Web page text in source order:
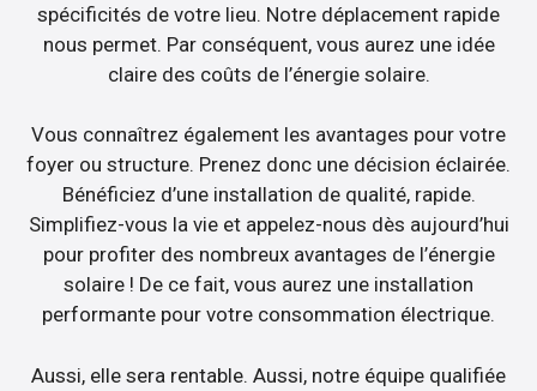
spécificités de votre lieu. Notre déplacement rapide
nous permet. Par conséquent, vous aurez une idée
claire des coûts de l’énergie solaire.
Vous connaîtrez également les avantages pour votre
foyer ou structure. Prenez donc une décision éclairée.
Bénéficiez d’une installation de qualité, rapide.
Simplifiez-vous la vie et appelez-nous dès aujourd’hui
pour profiter des nombreux avantages de l’énergie
solaire ! De ce fait, vous aurez une installation
performante pour votre consommation électrique.
Aussi, elle sera rentable. Aussi, notre équipe qualifiée